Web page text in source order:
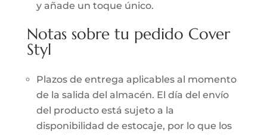
y añade un toque único.
Notas sobre tu pedido Cover
Styl
Plazos de entrega aplicables al momento
de la salida del almacén. El día del envío
del producto está sujeto a la
disponibilidad de estocaje, por lo que los